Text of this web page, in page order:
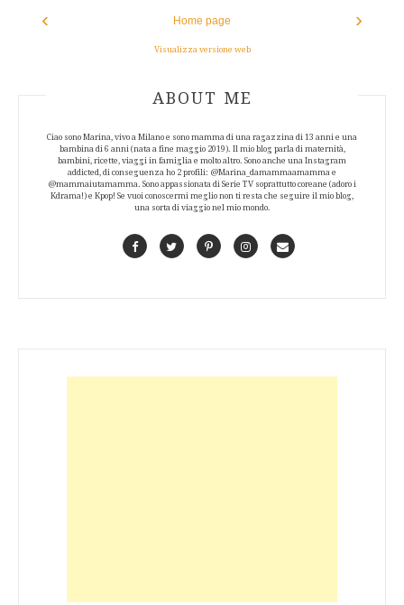
‹ ›
Home page
Visualizza versione web
ABOUT AUTHOR
ABOUT ME
Ciao sono Marina, vivo a Milano e sono mamma di una ragazzina di 13 anni e una
bambina di 6 anni (nata a fine maggio 2019). Il mio blog parla di maternità,
bambini, ricette, viaggi in famiglia e molto altro. Sono anche una Instagram
addicted, di conseguenza ho 2 profili: @Marina_damammaamamma e
@mammaiutamamma. Sono appassionata di Serie TV soprattutto coreane (adoro i
Kdrama!) e Kpop! Se vuoi conoscermi meglio non ti resta che seguire il mio blog,
una sorta di viaggio nel mio mondo.
FacebookTwitterPinterestInstagramContact